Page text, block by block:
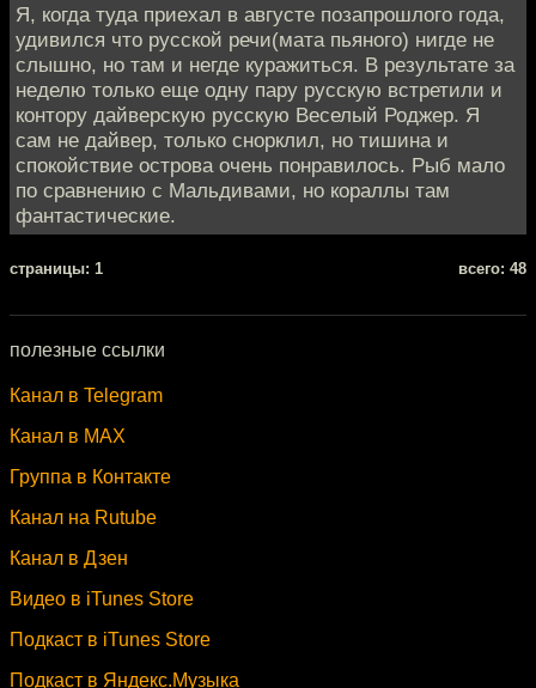
Я, когда туда приехал в августе позапрошлого года,
удивился что русской речи(мата пьяного) нигде не
слышно, но там и негде куражиться. В результате за
неделю только еще одну пару русскую встретили и
контору дайверскую русскую Веселый Роджер. Я
сам не дайвер, только снорклил, но тишина и
спокойствие острова очень понравилось. Рыб мало
по сравнению с Мальдивами, но кораллы там
фантастические.
cтраницы: 1 всего: 48
полезные ссылки
Канал в Telegram
Канал в MAX
Группа в Контакте
Канал на Rutube
Канал в Дзен
Видео в iTunes Store
Подкаст в iTunes Store
Подкаст в Яндекс.Музыка